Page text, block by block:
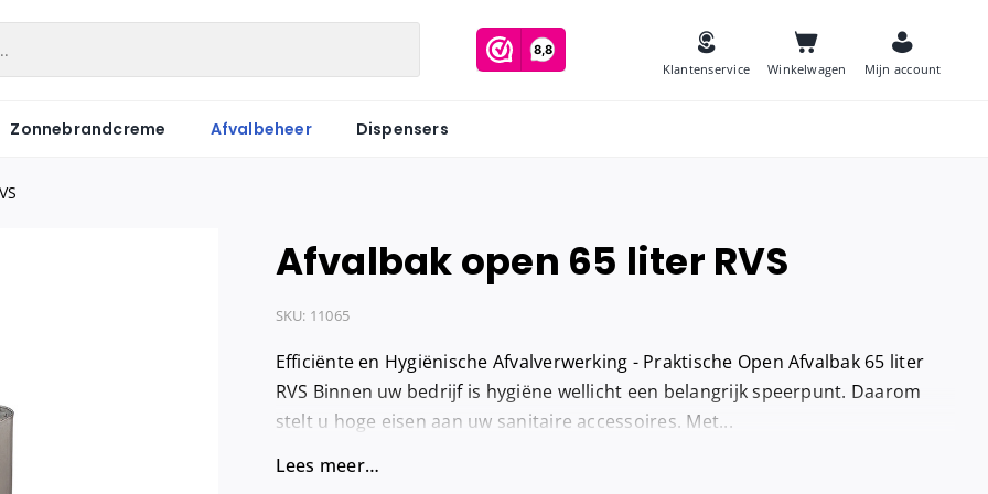
Klantenservice Winkelwagen Mijn account
Hygiënezakjes
Tampons
Hygiënebak
Hygiënebak navulling
Urinoirmatten
Toiletborstels
Industriepapier
Onderzoeksbankrollen
Keukenrol
Servetten
Tissues
Zonnebrandcreme Afvalbeheer Dispensers
Afvalbak open 65 liter RVS
SKU: 11065
Efficiënte en Hygiënische Afvalverwerking - Praktische Open Afvalbak 65 liter
RVS Binnen uw bedrijf is hygiëne wellicht een belangrijk speerpunt. Daarom
stelt u hoge eisen aan uw sanitaire accessoires. Met...
Lees meer…